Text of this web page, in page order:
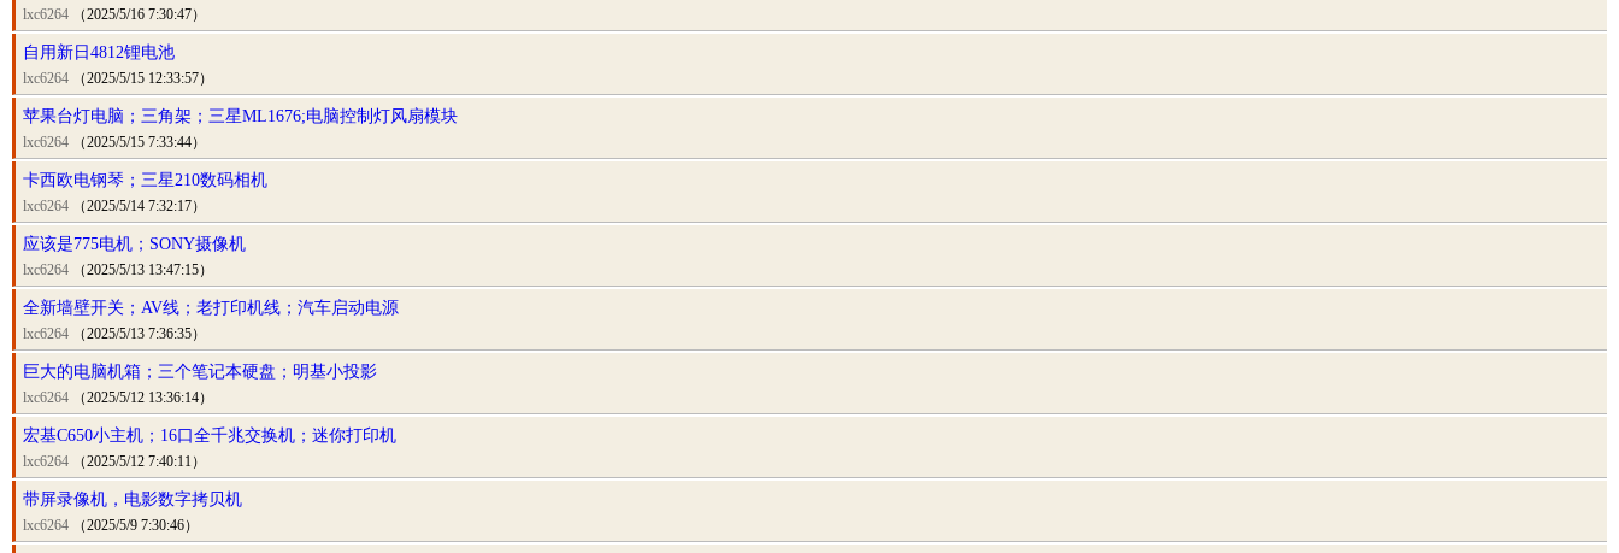
lxc6264 （2025/5/16 7:30:47）
自用新日4812锂电池
lxc6264 （2025/5/15 12:33:57）
苹果台灯电脑；三角架；三星ML1676;电脑控制灯风扇模块
lxc6264 （2025/5/15 7:33:44）
卡西欧电钢琴；三星210数码相机
lxc6264 （2025/5/14 7:32:17）
应该是775电机；SONY摄像机
lxc6264 （2025/5/13 13:47:15）
全新墙壁开关；AV线；老打印机线；汽车启动电源
lxc6264 （2025/5/13 7:36:35）
巨大的电脑机箱；三个笔记本硬盘；明基小投影
lxc6264 （2025/5/12 13:36:14）
宏基C650小主机；16口全千兆交换机；迷你打印机
lxc6264 （2025/5/12 7:40:11）
带屏录像机，电影数字拷贝机
lxc6264 （2025/5/9 7:30:46）